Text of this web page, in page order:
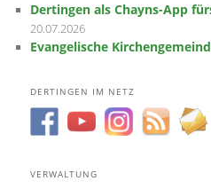
Dertingen als Chayns-App
20.07.2026
Evangelische
DERTINGEN IM NETZ
VERWALTUNG